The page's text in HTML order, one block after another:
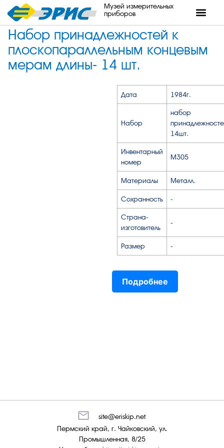
Музей измерительных
приборов
Набор принадлежностей к
плоскопараллельным концевым
мерам длины- 14 шт.
Дата 1984г.
Набор
набор
14шт.
Инвентарный
номер
М305
Материалы Металл.
Сохранность -
Страна-
изготовитель
-
Размер -
Подробнее
Пермский край, г. Чайковский, ул.
Промышленная, 8/25
site@eriskip.net